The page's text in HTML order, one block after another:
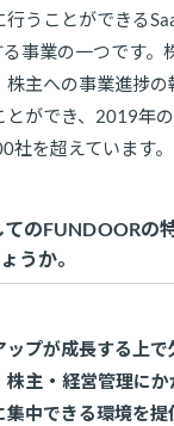
うことができる
事業の一つです。
株主への事業進捗
ができ、2019年の
を超えています。
のFUNDOORの
うか。
ップが成長する上
主・経営管理に
中できる環境を